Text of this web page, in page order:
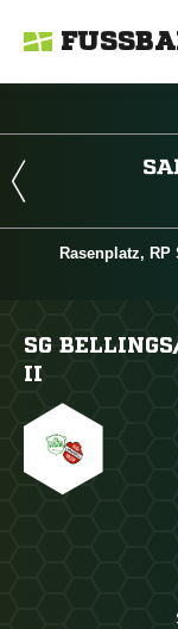
Rasenplatz,
SG
II